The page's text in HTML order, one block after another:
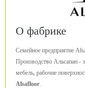
О фабрике
Семейное предприятие
Производство Альсапан -
мебель, рабочие
Alsafloor.